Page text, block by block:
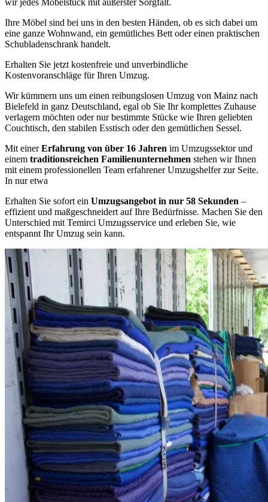
wir jedes Möbelstück mit äußerster Sorgfalt.
Ihre Möbel sind bei uns in den besten Händen, ob es sich dabei um
eine ganze Wohnwand, ein gemütliches Bett oder einen praktischen
Schubladenschrank handelt.
Erhalten Sie jetzt kostenfreie und unverbindliche
Kostenvoranschläge für Ihren Umzug.
Wir kümmern uns um einen reibungslosen Umzug von Mainz nach
Bielefeld in ganz Deutschland, egal ob Sie Ihr komplettes Zuhause
verlagern möchten oder nur bestimmte Stücke wie Ihren geliebten
Couchtisch, den stabilen Esstisch oder den gemütlichen Sessel.
Mit einerErfahrung von über 16 Jahren im Umzugssektor und
einem traditionsreichen Familienunternehmen stehen wir Ihnen
mit einem professionellen Team erfahrener Umzugshelfer zur Seite.
In nur etwa
Erhalten Sie sofort ein Umzugsangebot in nur 58 Sekunden –
effizient und maßgeschneidert auf Ihre Bedürfnisse. Machen Sie den
Unterschied mit Temirci Umzugsservice und erleben Sie, wie
entspannt Ihr Umzug sein kann.